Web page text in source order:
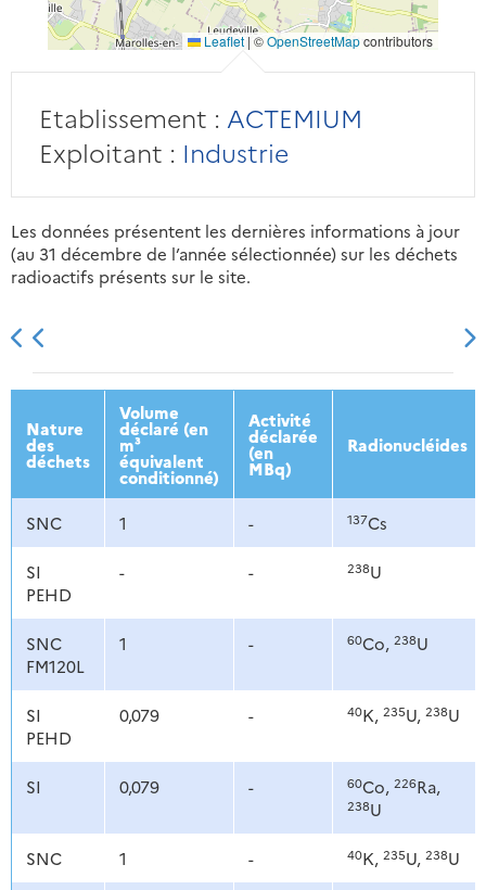
Leaflet|©OpenStreetMapcontributors
Etablissement : ACTEMIUM
Exploitant : Industrie
Les données présentent les dernières informations à jour
(au 31 décembre de l’année sélectionnée) sur les déchets
radioactifs présents sur le site.
2013 2014 2015 2016
Nature
des
déchets
Volume
déclaré (en
m³
équivalent
conditionné)
Activité
déclarée
(en
MBq)
Radionucléides
SNC 1 - 137Cs
SI
PEHD
- - 238U
SNC
FM120L
1 - 60Co, 238U
SI
PEHD
0,079 - 40K, 235U, 238U
SI 0,079 - 60Co, 226Ra,
238U
SNC 1 - 40K, 235U, 238U